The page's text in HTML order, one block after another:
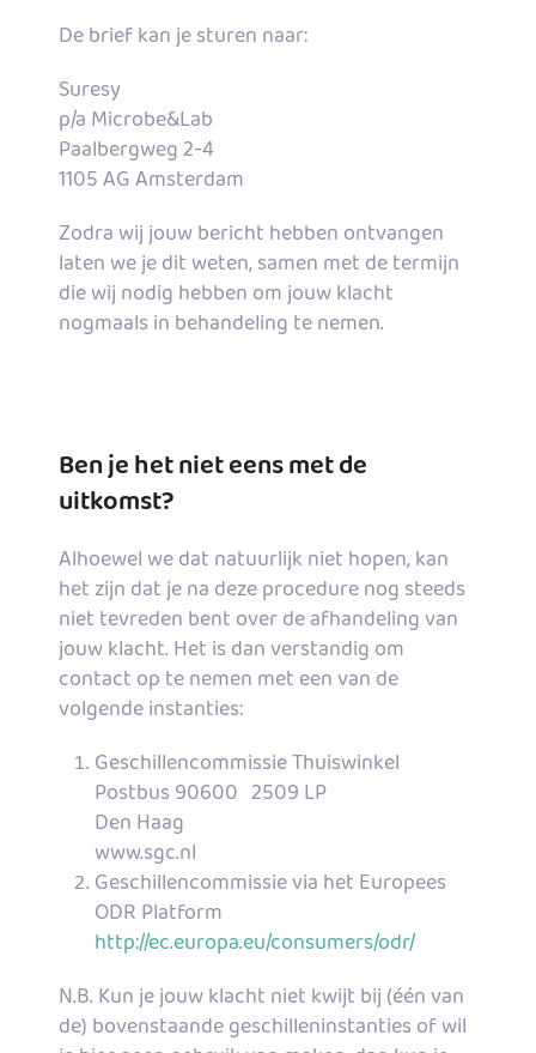
De brief kan je sturen naar:
Suresy
p/a Microbe&Lab
Paalbergweg 2-4
1105 AG Amsterdam
Zodra wij jouw bericht hebben ontvangen
laten we je dit weten, samen met de termijn
die wij nodig hebben om jouw klacht
nogmaals in behandeling te nemen.
Ben je het niet eens met de
uitkomst?
Alhoewel we dat natuurlijk niet hopen, kan
het zijn dat je na deze procedure nog steeds
niet tevreden bent over de afhandeling van
jouw klacht. Het is dan verstandig om
contact op te nemen met een van de
volgende instanties:
Geschillencommissie Thuiswinkel
Postbus 90600 2509 LP
Den Haag
www.sgc.nl
Geschillencommissie via het Europees
ODR Platform
http://ec.europa.eu/consumers/odr/
N.B. Kun je jouw klacht niet kwijt bij (één van
de) bovenstaande geschilleninstanties of wil